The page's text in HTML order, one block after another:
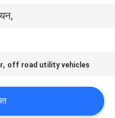
, off road utility vehicles